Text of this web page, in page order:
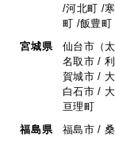
/河北町 /
町 /飯豊町
宮城県
仙台市（
名取市 /
賀城市 /
白石市 /
亘理町
福島県
福島市 /